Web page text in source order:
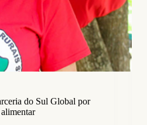
do Sul Global por